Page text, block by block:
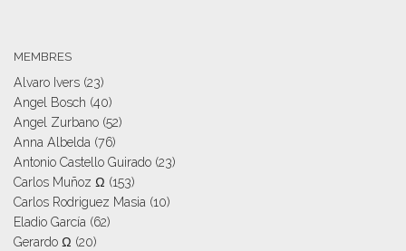
MEMBRES
Alvaro Ivers (23)
Angel Bosch (40)
Angel Zurbano (52)
Anna Albelda (76)
Antonio Castello Guirado (23)
Carlos Muñoz Ω (153)
Carlos Rodriguez Masia (10)
Eladio García (62)
Gerardo Ω (20)